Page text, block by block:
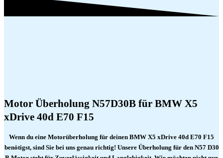
Motor Überholung N57D30B für BMW X5
xDrive 40d E70 F15
Wenn du eine Motorüberholung für deinen BMW X5 xDrive 40d E70 F15
benötigst, sind Sie bei uns genau richtig! Unsere Überholung für den N57 D30